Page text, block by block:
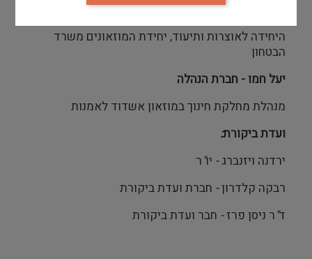
אירנה בוט שצ'רב - חברת הנהלה
היחידה לאוצרות ותיעוד, יחידת המוזאונים משרד
הבטחון
יעל חמו - חברת הנהלה
מנהלת מחלקת חינוך במוזאון אשדוד לאמנות
ועדתביקורת:
ירדנה ויזנברג- יו"ר
רבקה קלדרון- חברת ועדת ביקורת
ד"ר ניסן פרז- חבר ועדת ביקורת